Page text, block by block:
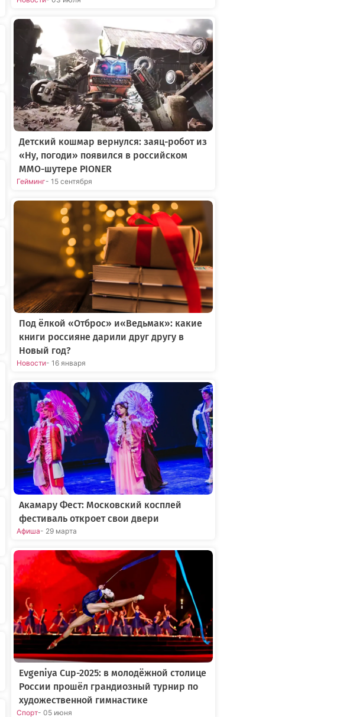
Детский кошмар вернулся: заяц-робот из
«Ну, погоди» появился в российском
MMO-шутере PIONER
Гейминг- 15 сентября
Под ёлкой «Отброс» и«Ведьмак»: какие
книги россияне дарили друг другу в
Новый год?
Новости- 16 января
Акамару Фест: Московский косплей
фестиваль откроет свои двери
Афиша- 29 марта
Evgeniya Cup-2025: в молодёжной столице
России прошёл грандиозный турнир по
художественной гимнастике
Спорт- 05 июня